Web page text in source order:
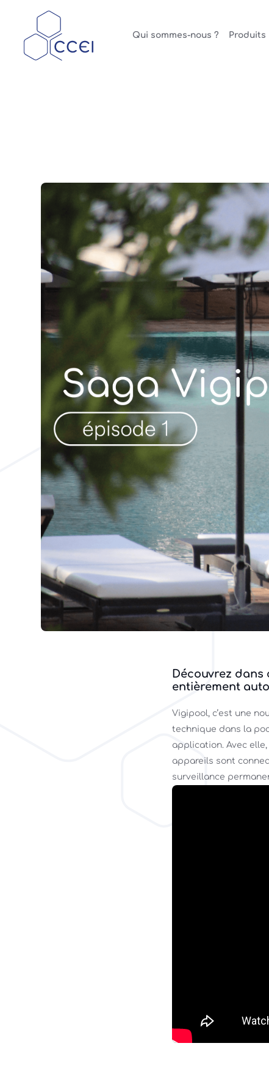
Qui sommes-nous ? Produits
Découvrez
entièrement
Vigipool, c’est une
technique dans la
application. Avec
appareils sont
surveillance